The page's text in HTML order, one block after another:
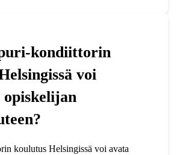
kondiittorin
voi
koulutus Helsingissä voi avata